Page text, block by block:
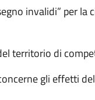
invalidi” per la
territorio di
gli effetti